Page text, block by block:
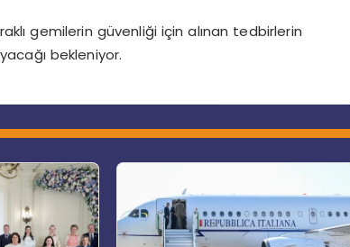
gemilerin güvenliği için alınan tedbirlerin
bekleniyor.